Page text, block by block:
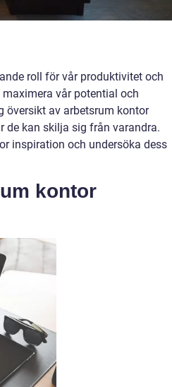
roll för vår produktivitet och
vår potential och
översikt av arbetsrum kontor
de kan skilja sig från varandra.
inspiration och undersöka dess
kontor